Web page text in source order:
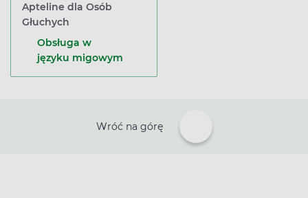
Apteline dla Osób
Głuchych
Obsługa w
języku migowym
Wróć na górę